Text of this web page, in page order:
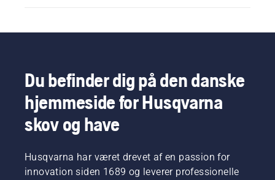
Du befinder dig på den danske
hjemmeside for Husqvarna
skov og have
Husqvarna har været drevet af en passion for
innovation siden 1689 og leverer professionelle